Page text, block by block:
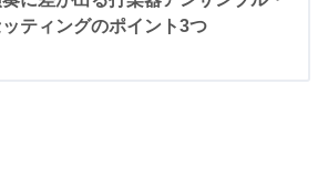
ッティングのポイント3つ